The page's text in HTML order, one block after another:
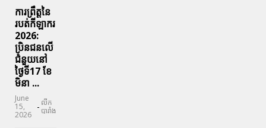
ការព្រឹត្តនៃ
របត់កីឡាករ
2026:
ប្រិនជនលើ
ជំនួយនៅ
ថ្ងៃទី17 ខែ
មិនា ...
June
15,
2026
- លីក
បារាំង